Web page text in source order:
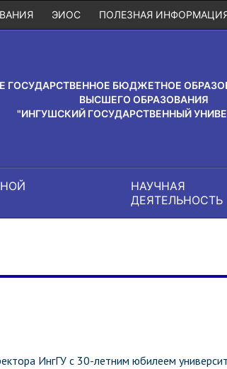
ПОЛЕЗНАЯ
ЭИОС
ГОСУДАРСТВЕННОЕ БЮДЖЕТНОЕ
ВЫСШЕГО ОБРАЗОВАНИЯ
"ИНГУШСКИЙ ГОСУДАРСТВЕННЫЙ
НАУЧНАЯ
ДЕЯТЕЛЬНОСТЬ
ИнгГУ с 30-летним юбилеем